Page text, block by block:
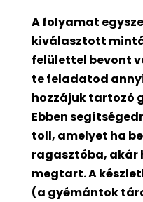
A folyamat
kiválasztott
felülettel bevont
te feladatod
hozzájuk tartozó
Ebben
toll, amelyet ha
ragasztóba, akár
megtart. A
(a gyémántok